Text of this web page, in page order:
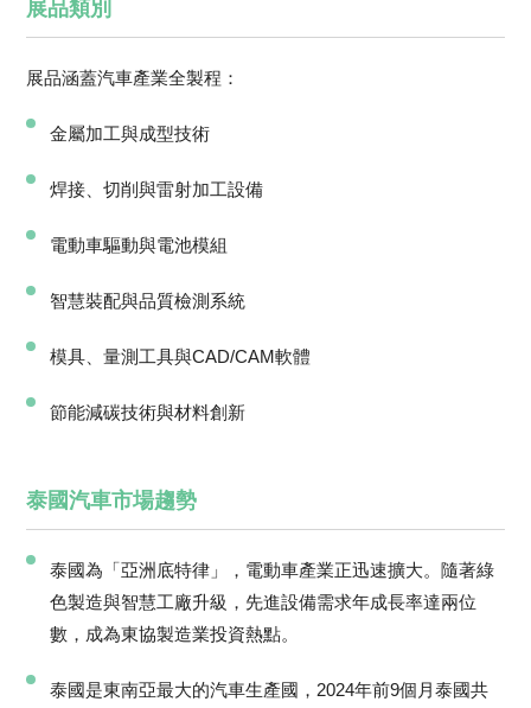
展品類別
展品涵蓋汽車產業全製程：
金屬加工與成型技術
焊接、切削與雷射加工設備
電動車驅動與電池模組
智慧裝配與品質檢測系統
模具、量測工具與CAD/CAM軟體
節能減碳技術與材料創新
泰國汽車市場趨勢
泰國為「亞洲底特律」，電動車產業正迅速擴大。隨著綠
色製造與智慧工廠升級，先進設備需求年成長率達兩位
數，成為東協製造業投資熱點。
泰國是東南亞最大的汽車生產國，2024年前9個月泰國共